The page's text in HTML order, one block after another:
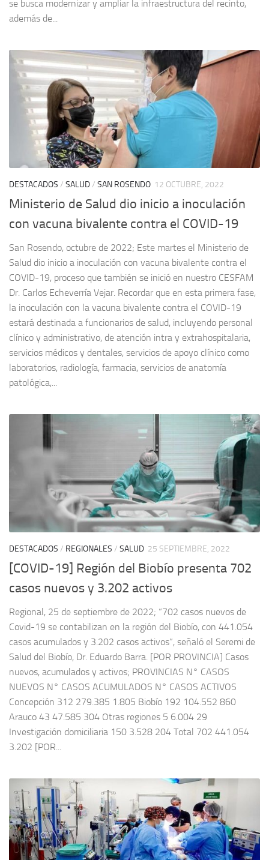
se busca modernizar y ampliar la infraestructura del recinto,
además de...
DESTACADOS / SALUD/ SAN ROSENDO 12 OCTUBRE, 2022
Ministerio de Salud dio inicio a inoculación
con vacuna bivalente contra el COVID-19
San Rosendo, octubre de 2022; Este martes el Ministerio de
Salud dio inicio a inoculación con vacuna bivalente contra el
COVID-19, proceso que también se inició en nuestro CESFAM
Dr. Carlos Echeverría Vejar. Recordar que en esta primera fase,
la inoculación con la vacuna bivalente contra el COVID-19
estará destinada a funcionarios de salud, incluyendo personal
clínico y administrativo, de atención intra y extrahospitalaria,
servicios médicos y dentales, servicios de apoyo clínico como
laboratorios, radiología, farmacia, servicios de anatomía
patológica,...
DESTACADOS / REGIONALES / SALUD 25 SEPTIEMBRE, 2022
[COVID-19] Región del Biobío presenta 702
casos nuevos y 3.202 activos
Regional, 25 de septiembre de 2022; “702 casos nuevos de
Covid-19 se contabilizan en la región del Biobío, con 441.054
casos acumulados y 3.202 casos activos”, señaló el Seremi de
Salud del Biobío, Dr. Eduardo Barra. [POR PROVINCIA] Casos
nuevos, acumulados y activos; PROVINCIAS N° CASOS
NUEVOS N° CASOS ACUMULADOS N° CASOS ACTIVOS
Concepción 312 279.385 1.805 Biobío 192 104.552 860
Arauco 43 47.585 304 Otras regiones 5 6.004 29
Investigación domiciliaria 150 3.528 204 Total 702 441.054
3.202 [POR...